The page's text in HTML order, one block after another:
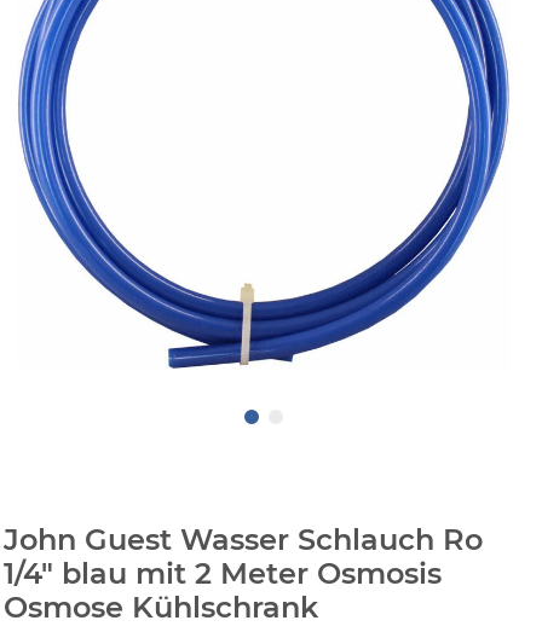
John Guest Wasser Schlauch Ro
1/4" blau mit 2 Meter Osmosis
Osmose Kühlschrank